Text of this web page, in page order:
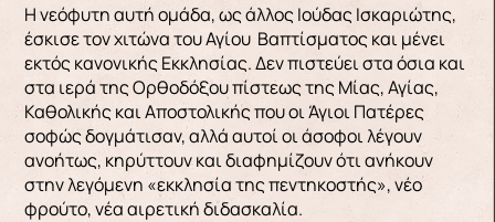
Η νεόφυτη αυτή ομάδα, ως άλλος Ιούδας Ισκαριώτης,
έσκισε τον χιτώνα του Αγίου Βαπτίσματος και μένει
εκτός κανονικής Εκκλησίας. Δεν πιστεύει στα όσια και
στα ιερά της Ορθοδόξου πίστεως της Μίας, Αγίας,
Καθολικής και Αποστολικής που οι Άγιοι Πατέρες
σοφώς δογμάτισαν, αλλά αυτοί οι άσοφοι λέγουν
ανοήτως, κηρύττουν και διαφημίζουν ότι ανήκουν
στην λεγόμενη «εκκλησία της πεντηκοστής», νέο
φρούτο, νέα αιρετική διδασκαλία.